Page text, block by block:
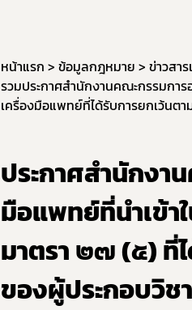
หน้าแรก ข้อมูลกฎหมาย ข่าวสา
รวมประกาศสำนักงานคณะกรรมการ
เครื่องมือแพทย์ที่ได้รับการยกเว้นตา
ประกาศสำนักงา
มือแพทย์ที่นำเข้า
มาตรา ๒๗ (๕) ที่
ของผู้ประกอบวิ